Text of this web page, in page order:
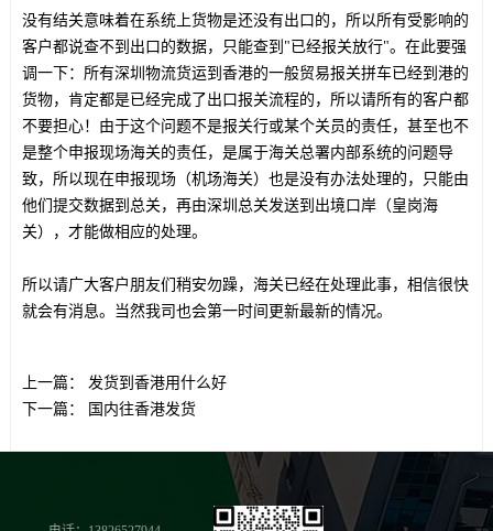
没有结关意味着在系统上货物是还没有出口的，所以所有受影响的
客户都说查不到出口的数据，只能查到"已经报关放行"。在此要强
调一下：所有深圳物流货运到香港的一般贸易报关拼车已经到港的
货物，肯定都是已经完成了出口报关流程的，所以请所有的客户都
不要担心！由于这个问题不是报关行或某个关员的责任，甚至也不
是整个申报现场海关的责任，是属于海关总署内部系统的问题导
致，所以现在申报现场（机场海关）也是没有办法处理的，只能由
他们提交数据到总关，再由深圳总关发送到出境口岸（皇岗海
关），才能做相应的处理。
所以请广大客户朋友们稍安勿躁，海关已经在处理此事，相信很快
就会有消息。当然我司也会第一时间更新最新的情况。
上一篇：
发货到香港用什么好
下一篇：
国内往香港发货